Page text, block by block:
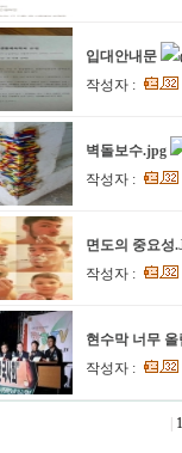
입대안내문
작성자 :
벽돌보수.jpg
작성자 :
면도의 중요성
작성자 :
현수막 너무 올
작성자 :
1